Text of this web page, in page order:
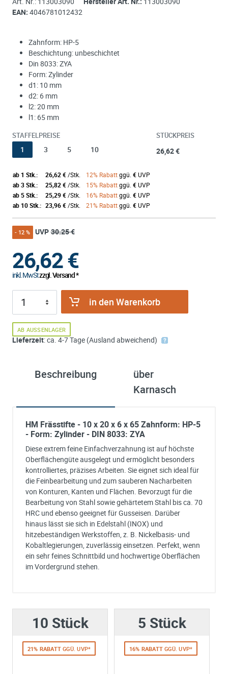
EAN: 4046781012432
Zahnform: HP-5
Beschichtung: unbeschichtet
Din 8033: ZYA
Form: Zylinder
d1: 10 mm
d2: 6 mm
l2: 20 mm
l1: 65 mm
STAFFELPREISE
1 3 5 10
STÜCKPREIS
26,62 €
ab 1 Stk.: 26,62 €/Stk. 12% Rabattggü. €UVP
ab 3 Stk.:
25,82 €/Stk. 15% Rabattggü. €UVP
ab 5 Stk.:
25,29 €/Stk. 16% Rabattggü. €UVP
ab 10 Stk.: 23,96 €/Stk. 21% Rabattggü. €UVP
- 12 % UVP 30.25 €
26,62€
inkl. MwStzzgl. Versand *
in den Warenkorb
AB AUSSENLAGER
Lieferzeit: ca. 4-7 Tage (Ausland abweichend)
Beschreibung
über
Karnasch
HM Frässtifte - 10 x 20 x 6 x 65 Zahnform: HP-5
- Form: Zylinder - DIN 8033: ZYA
Diese extrem feine Einfachverzahnung ist auf höchste
Oberflächengüte ausgelegt und ermöglicht besonders
kontrolliertes, präzises Arbeiten. Sie eignet sich ideal für
die Feinbearbeitung und zum sauberen Nacharbeiten
von Konturen, Kanten und Flächen. Bevorzugt für die
Bearbeitung von Stahl sowie gehärtetem Stahl bis ca. 70
HRC und ebenso geeignet für Gusseisen. Darüber
hinaus lässt sie sich in Edelstahl (INOX) und
hitzebeständigen Werkstoffen, z. B. Nickelbasis- und
Kobaltlegierungen, zuverlässig einsetzen. Perfekt, wenn
ein sehr feines Schnittbild und hochwertige Oberflächen
im Vordergrund stehen.
Bitte unterbreiten Sie mir ein Angebot:
Bitte teilen Sie uns die gewünschte Menge mit
10 Stück
21% RABATT GGÜ. UVP*
5 Stück
16% RABATT GGÜ. UVP*